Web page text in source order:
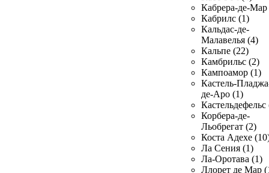
Кабрера-де-Мар
Кабрилс (1)
Кальдас-де-
Малавелья (4)
Кальпе (22)
Камбрильс (2)
Кампоамор (1)
Кастель-
де-Аро (1)
Кастельдефельс
Корбера-де-
Льобрегат (2)
Коста Адехе
Ла Сения (1)
Ла-Оротава (1)
Ллорет де Мар